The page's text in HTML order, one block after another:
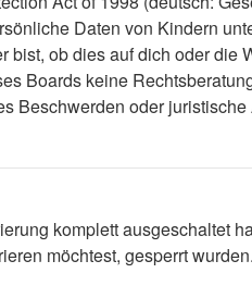
Daten von Kindern
ob dies auf dich oder
Boards keine
Beschwerden oder
komplett ausgeschaltet
möchtest, gesperrt